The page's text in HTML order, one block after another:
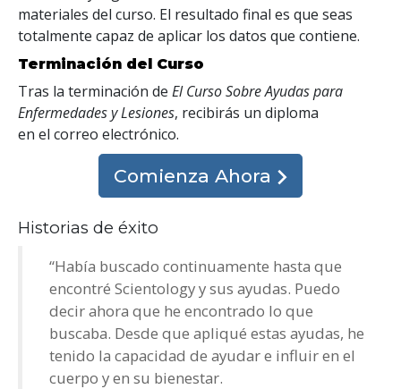
materiales del curso. El resultado final es que seas
totalmente capaz de aplicar los datos que contiene.
Terminación del Curso
Tras la terminación de El Curso Sobre Ayudas para
Enfermedades y Lesiones, recibirás un diploma
en el correo electrónico.
Comienza Ahora
Historias de éxito
“Había buscado continuamente hasta que
encontré Scientology y sus ayudas. Puedo
decir ahora que he encontrado lo que
buscaba. Desde que apliqué estas ayudas, he
tenido la capacidad de ayudar e influir en el
cuerpo y en su bienestar.